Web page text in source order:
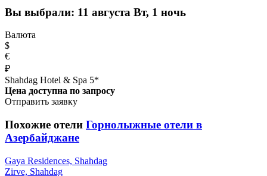
Вы выбрали: 11 августа Вт, 1 ночь
Валюта
$
€
₽
Shahdag Hotel & Spa 5*
Цена доступна по запросу
Отправить заявку
Похожие отели Горнолыжные отели в
Азербайджане
Gaya Residences, Shahdag
Zirve, Shahdag